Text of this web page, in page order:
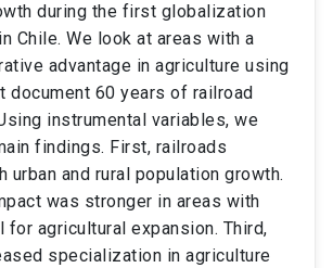
during the first globalization
Chile. We look at areas with a
advantage in agriculture using
document 60 years of railroad
instrumental variables, we
findings. First, railroads
urban and rural population growth.
was stronger in areas with
for agricultural expansion. Third,
specialization in agriculture